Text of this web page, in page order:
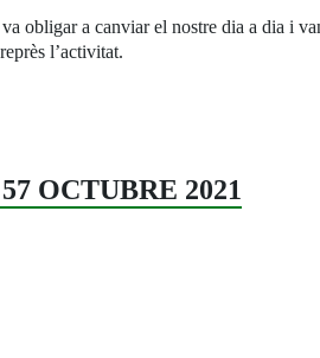
obligar a canviar el nostre dia a dia i
l’activitat.
OCTUBRE 2021